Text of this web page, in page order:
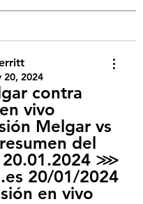
20, 2024
contra
vivo
Melgar vs
del
20.01.2024 ⋙
20/01/2024
en vivo